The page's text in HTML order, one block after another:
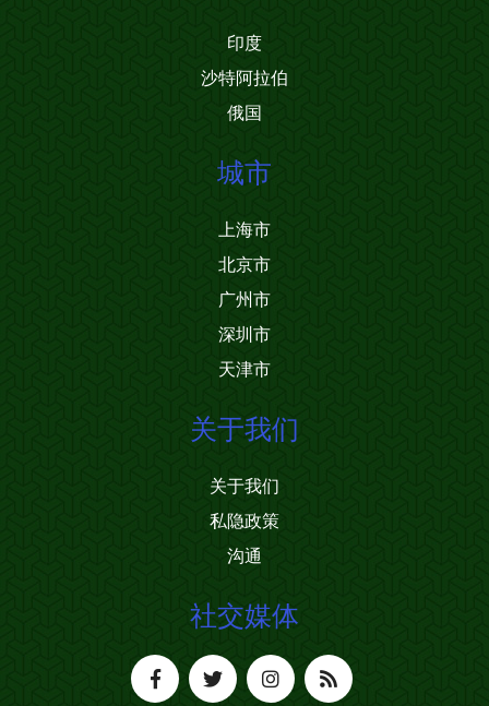
印度
沙特阿拉伯
俄国
城市
上海市
北京市
广州市
深圳市
天津市
关于我们
关于我们
私隐政策
沟通
社交媒体